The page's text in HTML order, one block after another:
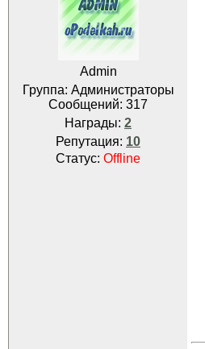
Admin
Группа: Администраторы
Сообщений: 317
Награды: 2
Репутация: 10
Статус: Offline